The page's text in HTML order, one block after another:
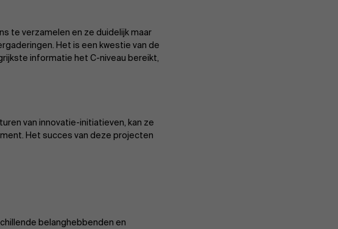
Werken bij AMS
te verzamelen en ze duidelijk maar
Het is een kwestie van de
informatie het C-niveau bereikt,
van innovatie-initiatieven, kan ze
Het succes van deze projecten
belanghebbenden en